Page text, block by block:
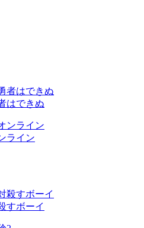
はできぬ
ライン
すボーイ